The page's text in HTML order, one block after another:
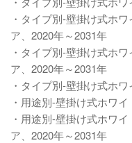
・タイプ別-壁掛け式ホ
ア、2020年～2031年
・タイプ別-壁掛け式ホ
ア、2020年～2031年
・タイプ別-壁掛け式ホ
・用途別-壁掛け式ホワ
・用途別-壁掛け式ホワ
ア、2020年～2031年